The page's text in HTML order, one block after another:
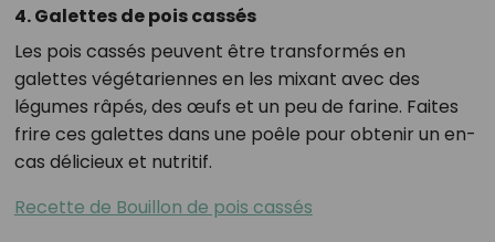
4. Galettes de pois cassés
Les pois cassés peuvent être transformés en
galettes végétariennes en les mixant avec des
légumes râpés, des œufs et un peu de farine. Faites
frire ces galettes dans une poêle pour obtenir un en-
cas délicieux et nutritif.
Recette de Bouillon de pois cassés